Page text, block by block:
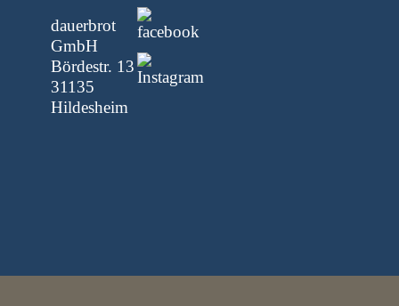
dauerbrot
GmbH
Bördestr. 13
31135
Hildesheim